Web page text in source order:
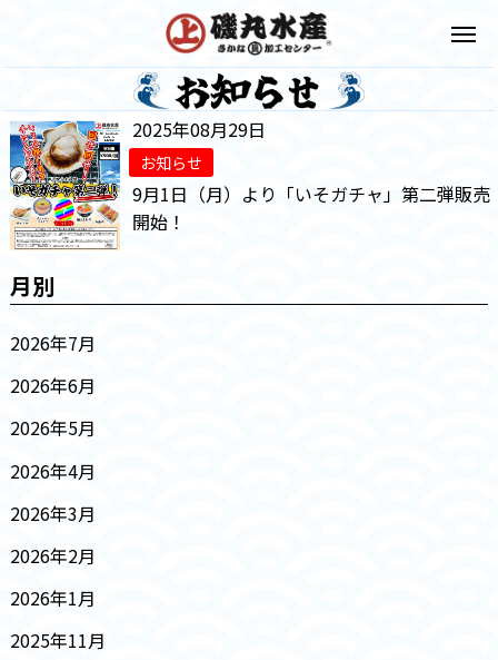
2025年08月29日
お知らせ
9月1日（月）より「いそガチャ」第二弾販売
開始！
月別
2026年7月
2026年6月
2026年5月
2026年4月
2026年3月
2026年2月
2026年1月
2025年11月